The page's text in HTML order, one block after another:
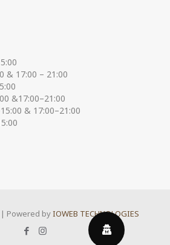
& 17:00 – 21:00
&17:00–21:00
& 17:00–21:00
Powered byIOWEB TECHNOLOGIES